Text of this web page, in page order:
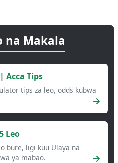
na Makala
Acca Tips
tips za leo, odds kubwa
Leo
bure, ligi kuu Ulaya na
ya mabao.